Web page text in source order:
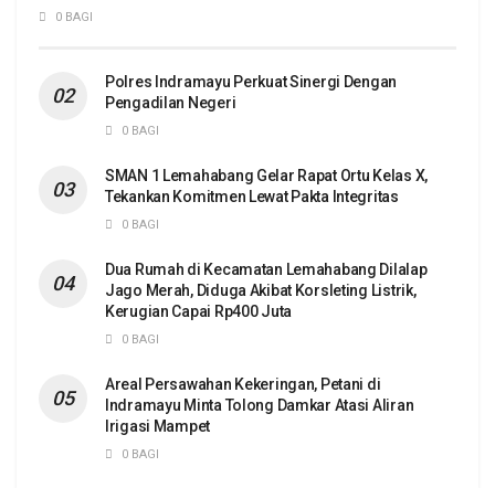
0 BAGI
Polres Indramayu Perkuat Sinergi Dengan
Pengadilan Negeri
0 BAGI
SMAN 1 Lemahabang Gelar Rapat Ortu Kelas X,
Tekankan Komitmen Lewat Pakta Integritas
0 BAGI
Dua Rumah di Kecamatan Lemahabang Dilalap
Jago Merah, Diduga Akibat Korsleting Listrik,
Kerugian Capai Rp400 Juta
0 BAGI
Areal Persawahan Kekeringan, Petani di
Indramayu Minta Tolong Damkar Atasi Aliran
Irigasi Mampet
0 BAGI